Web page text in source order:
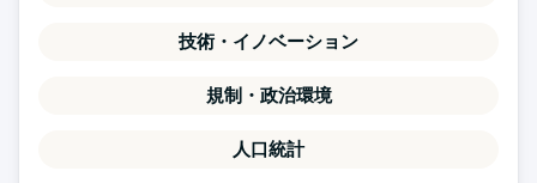
技術・イノベーション
規制・政治環境
人口統計